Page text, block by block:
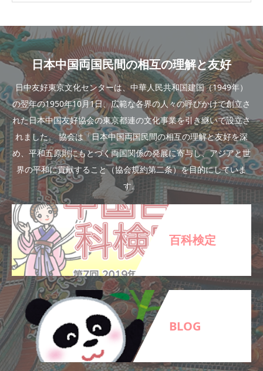
日本中国両国民間の相互の理解と友好
日中友好東京文化センターは、中華人民共和国建国（1949年）
の翌年の1950年10月1日、広範な各界の人々の呼びかけで創立さ
れた日本中国友好協会の東京都連の文化事業を引き継いで設立さ
れました。 協会は「日本中国両国民間の相互の理解と友好を深
め、平和五原則にもとづく両国関係の発展に寄与し、アジアと世
界の平和に貢献すること（協会規約第二条）を目的にしていま
す。
百科検定
BLOG